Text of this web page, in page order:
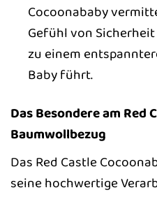
Cocoonababy
Gefühl von
zu einem
Baby führt.
Das Besondere am Red
Baumwollbezug
Das Red Castle
seine hochwertige